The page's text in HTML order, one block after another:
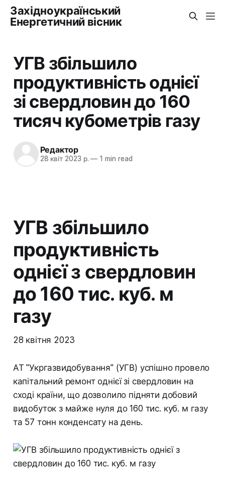
Західноукраїнський
Енергетичний вісник
УГВ збільшило
продуктивність однієї
зі свердловин до 160
тисяч кубометрів газу
Редактор
28 квіт 2023 р. — 1 min read
УГВ збільшило
продуктивність
однієї з свердловин
до 160 тис. куб. м
газу
28 квітня 2023
АТ "Укргазвидобування" (УГВ) успішно провело
капітальний ремонт однієї зі свердловин на
сході країни, що дозволило підняти добовий
видобуток з майже нуля до 160 тис. куб. м газу
та 57 тонн конденсату на день.